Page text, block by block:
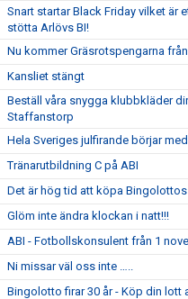
Snart startar Black Friday vilket är
stötta Arlövs BI!
Nu kommer Gräsrotspengarna
Kansliet stängt
Beställ våra snygga klubbkläder
Staffanstorp
Hela Sveriges julfirande börjar
Tränarutbildning C på ABI
Det är hög tid att köpa Bingolottos
Glöm inte ändra klockan i natt!!!
ABI - Fotbollskonsulent från 1
Ni missar väl oss inte …..
Bingolotto firar 30 år - Köp din lott